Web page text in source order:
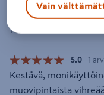
100x50mm
Tuotenumero
5.0 1
Kestävä,
muovipintaista
Vain